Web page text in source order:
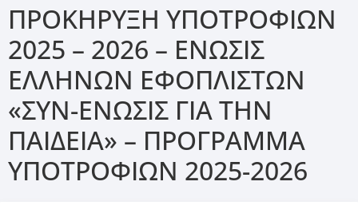
ΠΡΟΚΗΡΥΞΗ ΥΠΟΤΡΟΦΙΩΝ
2025 – 2026 – ΕΝΩΣΙΣ
ΕΛΛΗΝΩΝ ΕΦΟΠΛΙΣΤΩΝ
«ΣΥΝ-ΕΝΩΣΙΣ ΓΙΑ ΤΗΝ
ΠΑΙΔΕΙΑ» – ΠΡΟΓΡΑΜΜΑ
ΥΠΟΤΡΟΦΙΩΝ 2025-2026